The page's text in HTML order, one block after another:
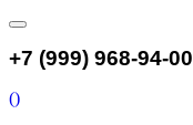
+7 (999) 968-94-00
()